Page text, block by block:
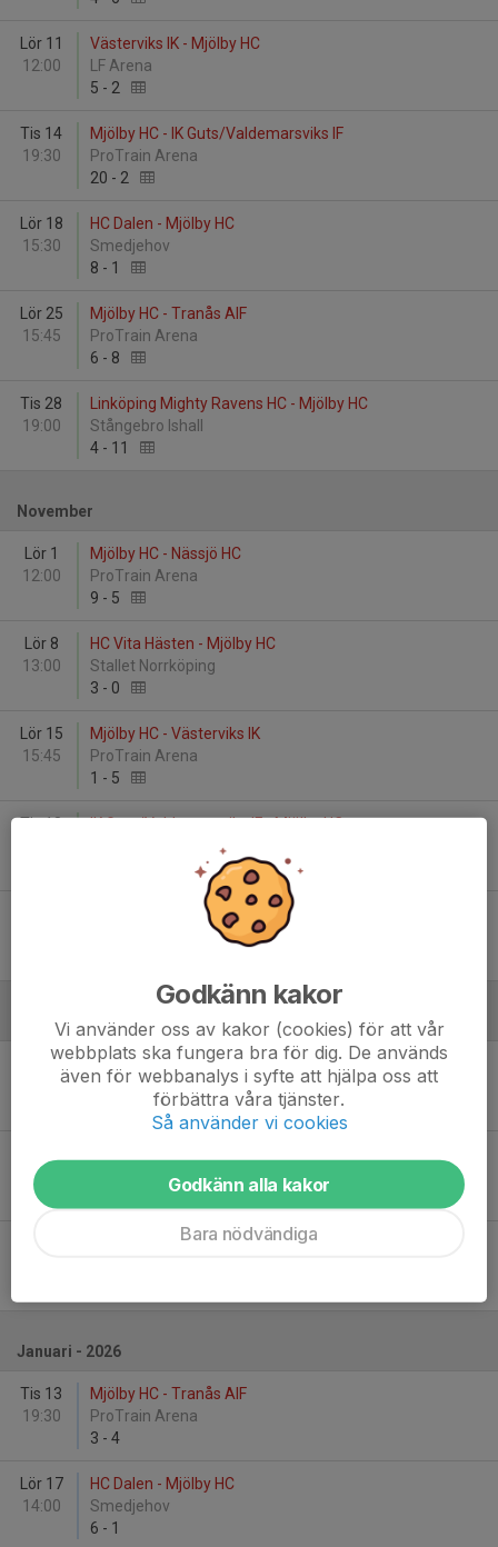
Lör 11
12:00
Västerviks IK - Mjölby HC
LF Arena
5 - 2
Tis 14
19:30
Mjölby HC - IK Guts/Valdemarsviks IF
ProTrain Arena
20 - 2
Lör 18
15:30
HC Dalen - Mjölby HC
Smedjehov
8 - 1
Lör 25
15:45
Mjölby HC - Tranås AIF
ProTrain Arena
6 - 8
Tis 28
19:00
Linköping Mighty Ravens HC - Mjölby HC
Stångebro Ishall
4 - 11
November
Lör 1
12:00
Mjölby HC - Nässjö HC
ProTrain Arena
9 - 5
Lör 8
13:00
HC Vita Hästen - Mjölby HC
Stallet Norrköping
3 - 0
Lör 15
15:45
Mjölby HC - Västerviks IK
ProTrain Arena
1 - 5
Tis 18
IK Guts/Valdemarsviks IF - Mjölby HC
Mjölby HC - HC Dalen
December
Lör 6
11:40
Ulricehamns IF/Nittorps IK - Mjölby HC
Lassalyckans Ishall A-hall
12:00
Saab Arena
IK Guts/Valdemarsviks IF/Vita Häste... - Mjölby HC
Januari - 2026
Tis 13
19:30
Mjölby HC - Tranås AIF
ProTrain Arena
3 - 4
Lör 17
14:00
HC Dalen - Mjölby HC
Smedjehov
6 - 1
Godkänn kakor
Vi använder oss av kakor (cookies) för att vår
webbplats ska fungera bra för dig. De används
även för webbanalys i syfte att hjälpa oss att
förbättra våra tjänster.
Så använder vi cookies
Godkänn alla kakor
Bara nödvändiga